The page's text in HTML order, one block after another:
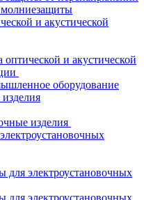
и акустической
оптической и акустической
оборудование
изделия
для электроустановочных
для электроустановочных